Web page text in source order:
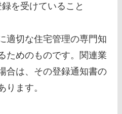
を受けていること
適切な住宅管理の専門知
ためのものです。関連業
合は、その登録通知書の
ります。